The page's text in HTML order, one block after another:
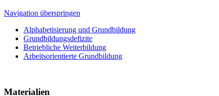
Navigation überspringen
Alphabetisierung und Grundbildung
Grundbildungsdefizite
Betriebliche Weiterbildung
Arbeitsorientierte Grundbildung
Materialien